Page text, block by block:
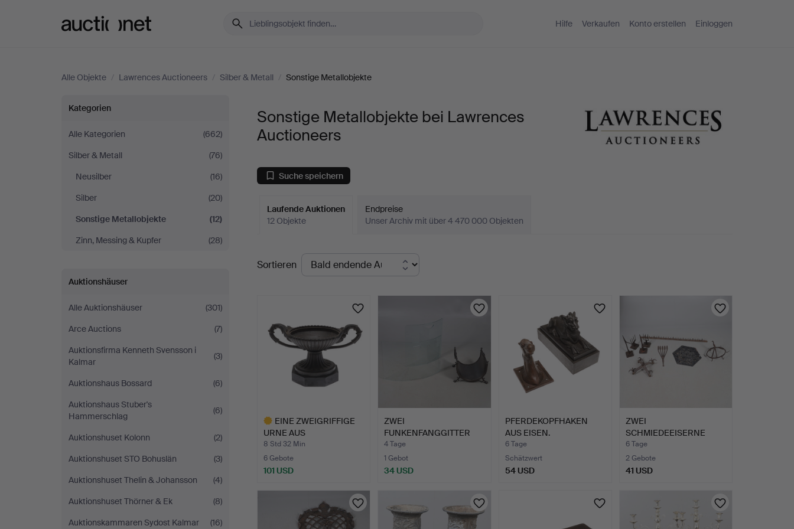
Hilfe Verkaufen Konto erstellen Einloggen
Alle Objekte / Lawrences Auctioneers / Silber & Metall / Sonstige Metallobjekte
Sonstige
Metallobjekte
bei
Lawrences
Auctioneers
Kategorien
Alle Kategorien
(662)
Silber & Metall
(76)
Neusilber
(16)
Silber
(20)
Sonstige Metallobjekte
(12)
Zinn, Messing & Kupfer
(28)
Auktionshäuser
Alle Auktionshäuser
(301)
Arce Auctions
(7)
Auktionsfirma Kenneth Svensson i
Kalmar
(3)
Auktionshaus Bossard
(6)
Auktionshaus Stuber's
Hammerschlag
(6)
Auktionshuset Kolonn
(2)
Auktionshuset STO Bohuslän
(3)
Auktionshuset Thelin & Johansson
(4)
Auktionshuset Thörner & Ek
(8)
Auktionskammaren Sydost Kalmar
(16)
Sonstige Metallobjekte bei Lawrences
Auctioneers
Suche speichern
Laufende Auktionen
12 Objekte
Endpreise
Unser Archiv mit über 4 470 000 Objekten
Laufende
Auktionen
Sortieren
EINE ZWEIGRIFFIGE
URNE AUS
BRONZEGUSS.
8 Std 32 Min
6 Gebote
101 USD
ZWEI
FUNKENFANGGITTER
AUS GLAS UND EIN
HOL…
4 Tage
1 Gebot
34 USD
PFERDEKOPFHAKEN
AUS EISEN.
6 Tage
Schätzwert
54 USD
ZWEI
SCHMIEDEEISERNE
WILDHAKEN.
6 Tage
2 Gebote
41 USD